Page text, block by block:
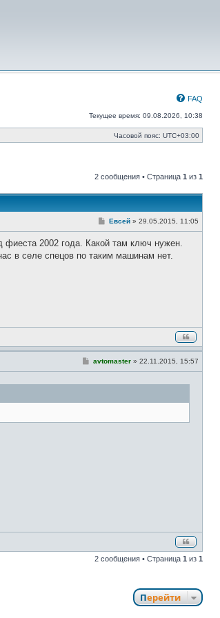
FAQ
Текущее время: 09.08.2026, 10:38
Часовой пояс: UTC+03:00
2 сообщения • Страница 1 из 1
С
б
щ
Евсей » 29.05.2015, 11:05
2002 года. Какой там ключ нужен.
в селе спецов по таким машинам нет.
С
б
е
avtomaster » 22.11.2015, 15:57
2 сообщения • Страница 1 из 1
Перейти